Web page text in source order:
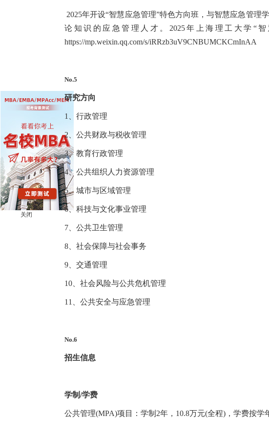
关闭
2025年开设“智慧应急管理”特色方向班，与智慧应急管
论知识的应急管理人才。2025年上海理工大学“
https://mp.weixin.qq.com/s/iRRzb3uV9CNBUMCKCmInAA
No.5
研究方向
1、行政管理
2、公共财政与税收管理
3、教育行政管理
4、公共组织人力资源管理
5、城市与区域管理
6、科技与文化事业管理
7、公共卫生管理
8、社会保障与社会事务
9、交通管理
10、社会风险与公共危机管理
11、公共安全与应急管理
No.6
招生信息
学制/学费
公共管理(MPA)项目：学制2年，10.8万元(全程)，学费按学